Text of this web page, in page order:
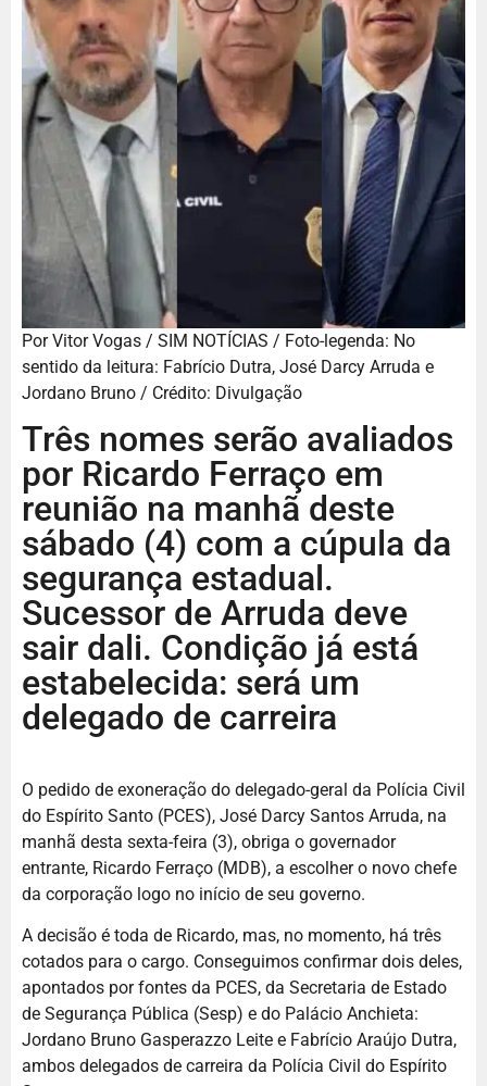
Por Vitor Vogas / SIM NOTÍCIAS / Foto-legenda: No
sentido da leitura: Fabrício Dutra, José Darcy Arruda e
Jordano Bruno / Crédito: Divulgação
Três nomes serão avaliados
por Ricardo Ferraço em
reunião na manhã deste
sábado (4) com a cúpula da
segurança estadual.
Sucessor de Arruda deve
sair dali. Condição já está
estabelecida: será um
delegado de carreira
O pedido de exoneração do delegado-geral da Polícia Civil
do Espírito Santo (PCES), José Darcy Santos Arruda, na
manhã desta sexta-feira (3), obriga o governador
entrante, Ricardo Ferraço (MDB), a escolher o novo chefe
da corporação logo no início de seu governo.
A decisão é toda de Ricardo, mas, no momento, há três
cotados para o cargo. Conseguimos confirmar dois deles,
apontados por fontes da PCES, da Secretaria de Estado
de Segurança Pública (Sesp) e do Palácio Anchieta:
Jordano Bruno Gasperazzo Leite e Fabrício Araújo Dutra,
ambos delegados de carreira da Polícia Civil do Espírito